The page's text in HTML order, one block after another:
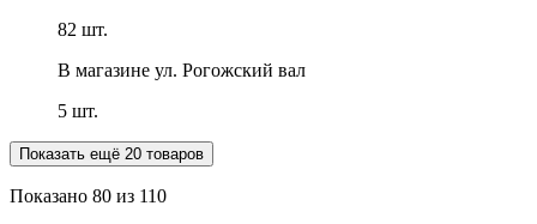
82 шт.
В магазине ул. Рогожский вал
5 шт.
Показать ещё 20 товаров
Показано 80 из 110